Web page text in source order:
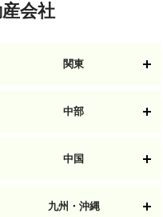
会社
関東
中部
中国
九州・沖縄